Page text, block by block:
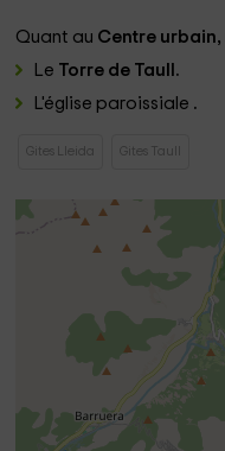
Quant au Centre urbain,
Le Torre de Taull.
L'église paroissiale .
Gites Lleida Gites Taull